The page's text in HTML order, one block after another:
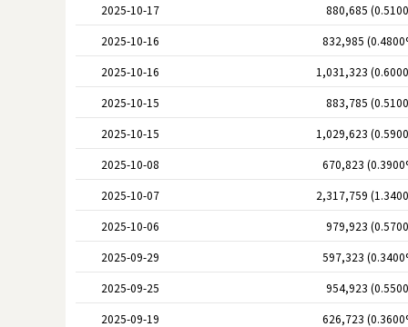
2025-10-17
880,685
2025-10-16
832,985
2025-10-16
1,031,323
2025-10-15
883,785
2025-10-15
1,029,623
2025-10-08
670,823
2025-10-07
2,317,759
2025-10-06
979,923
2025-09-29
597,323
2025-09-25
954,923
2025-09-19
626,723